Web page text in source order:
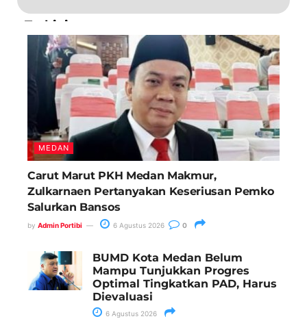
Terkini
MEDAN
Carut Marut PKH Medan Makmur,
Zulkarnaen Pertanyakan Keseriusan Pemko
Salurkan Bansos
by Admin Portibi 6 Agustus 2026 0
BUMD Kota Medan Belum
Mampu Tunjukkan Progres
Optimal Tingkatkan PAD, Harus
Dievaluasi
6 Agustus 2026